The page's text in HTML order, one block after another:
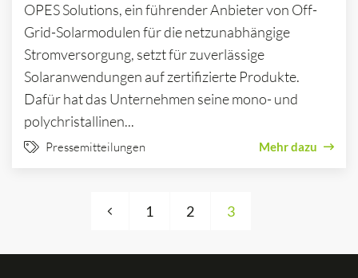
OPES Solutions, ein führender Anbieter von Off-
Grid-Solarmodulen für die netzunabhängige
Stromversorgung, setzt für zuverlässige
Solaranwendungen auf zertifizierte Produkte.
Dafür hat das Unternehmen seine mono- und
polychristallinen...
Pressemitteilungen Mehr dazu
Seitennummerierung der Beiträge
1 2 3